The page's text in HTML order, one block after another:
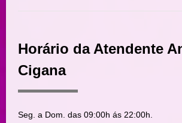
Horário da Atendente
Cigana
Seg. a Dom. das 09:00h ás 22:00h.